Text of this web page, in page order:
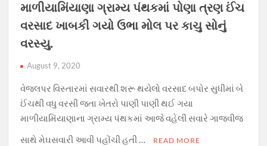
માળીયામિંયાણા ગ્રામ્ય પંથકમાં પોણા ત્રણ ઈંચ
વરસાદ ખાબકી ગયો ઉભા મોલ પર કાચુ સોનું
વરસ્યુ.
August 9, 2020
વેજલપર વિસ્તારમાં સવારથી શરૂ થયેલો વરસાદ બપોર સુધીમાં બે
ઈંચથી વધુ વરસી જતા ખેતરો પાણી પાણી થઈ ગયા
માળીયામિંયાણાના ગ્રામ્ય પંથકમાં આજે વહેલી સવારે ગાજવીજ
સાથે મેઘસવારી આવી પહોંચી હતી …
READ MORE